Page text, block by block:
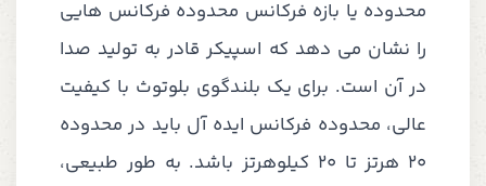
محدوده یا بازه فرکانس محدوده فرکانس هایی
را نشان می دهد که اسپیکر قادر به تولید صدا
در آن است. برای یک بلندگوی بلوتوث با کیفیت
عالی، محدوده فرکانس ایده آل باید در محدوده
20 هرتز تا 20 کیلوهرتز باشد. به طور طبیعی،